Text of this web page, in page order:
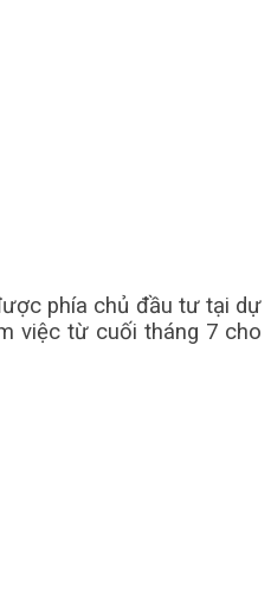
phía chủ đầu tư tại dự
việc từ cuối tháng 7 cho